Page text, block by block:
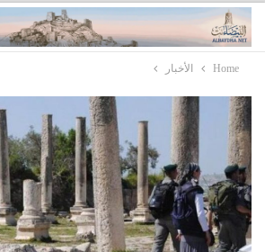
Home الأخبار